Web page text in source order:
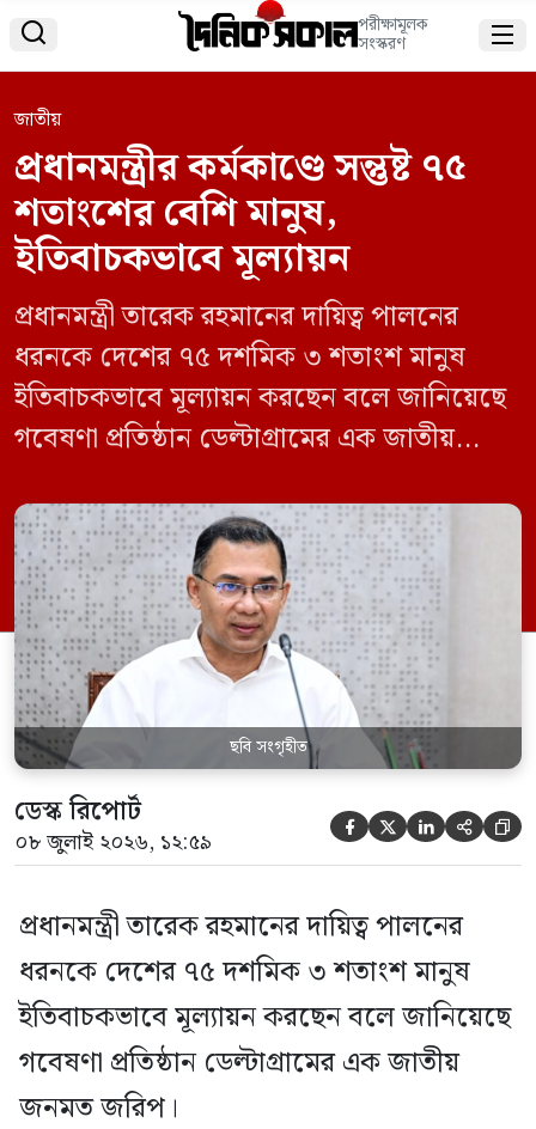
 পরীক্ষামূলক
সংস্করণ 
জাতীয়
প্রধানমন্ত্রীর কর্মকাণ্ডে সন্তুষ্ট ৭৫
শতাংশের বেশি মানুষ,
ইতিবাচকভাবে মূল্যায়ন
প্রধানমন্ত্রী তারেক রহমানের দায়িত্ব পালনের
ধরনকে দেশের ৭৫ দশমিক ৩ শতাংশ মানুষ
ইতিবাচকভাবে মূল্যায়ন করছেন বলে জানিয়েছে
গবেষণা প্রতিষ্ঠান ডেল্টাগ্রামের এক জাতীয়
প্রাপ্তবয়স্ক উত্তরদাতার মধ্যে ৭৫ দশমিক ৩
শতাংশ জানিয়েছেন, প্রধানমন্ত্রী হিসেবে তারেক
রহমানের কাজের ধরন তারা সমর্থন করেন।
বিপরীতে ১৭ দশমিক ৫ শতাংশ উত্তরদাতা
অসন্তোষ প্রকাশ করেছেন। […]
ছবি সংগৃহীত
ডেস্ক রিপোর্ট
০৮ জুলাই ২০২৬, ১২:৫৯     
প্রধানমন্ত্রী তারেক রহমানের দায়িত্ব পালনের
ধরনকে দেশের ৭৫ দশমিক ৩ শতাংশ মানুষ
ইতিবাচকভাবে মূল্যায়ন করছেন বলে জানিয়েছে
গবেষণা প্রতিষ্ঠান ডেল্টাগ্রামের এক জাতীয়
জনমত জরিপ।